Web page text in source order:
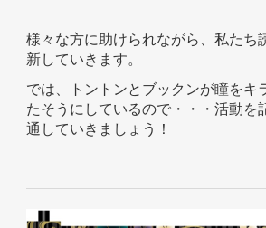
様々な方に助けられながら、私たち
新していきます。
では、トントンとブックンが瞳をキ
たそうにしているので・・・活動を
通していきましょう！